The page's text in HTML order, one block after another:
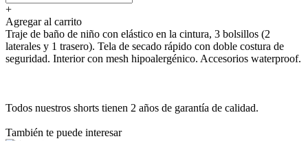
+
Agregar al carrito
Traje de baño de niño con elástico en la cintura, 3 bolsillos (2
laterales y 1 trasero). Tela de secado rápido con doble costura de
seguridad. Interior con mesh hipoalergénico. Accesorios waterproof.
Todos nuestros shorts tienen 2 años de garantía de calidad.
También te puede interesar